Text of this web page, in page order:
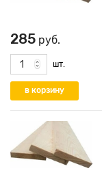
285 руб.
шт.